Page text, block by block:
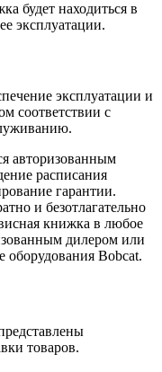
будет находиться в
эксплуатации.
эксплуатации и
соответствии с
авторизованным
расписания
гарантии.
и безотлагательно
книжка в любое
дилером или
оборудования Bobcat.
товаров.